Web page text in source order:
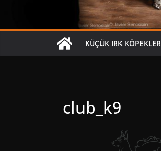
KÜÇÜK IRK KÖPEKLER
club_k9